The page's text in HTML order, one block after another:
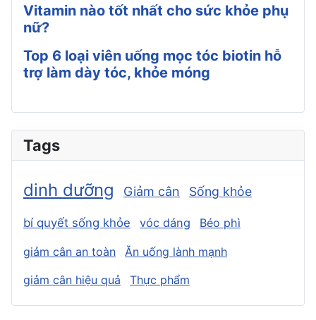
Vitamin nào tốt nhất cho sức khỏe phụ
nữ?
Top 6 loại viên uống mọc tóc biotin hỗ
trợ làm dày tóc, khỏe móng
Tags
dinh dưỡng Giảm cân Sống khỏe
bí quyết sống khỏe vóc dáng Béo phì
giảm cân an toàn
Ăn uống lành mạnh
giảm cân hiệu quả
Thực phẩm